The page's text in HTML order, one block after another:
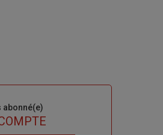
abonné(e)